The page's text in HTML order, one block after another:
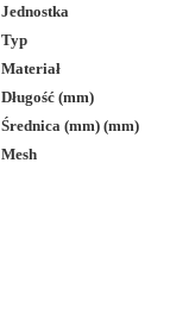
Jednostka
Typ
Materiał
Długość (mm)
Średnica (mm) (mm)
Mesh